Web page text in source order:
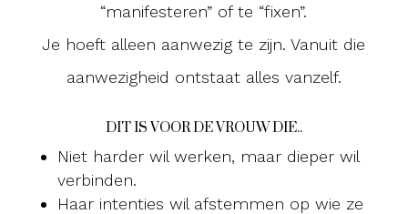
“manifesteren” of te “fixen”.
Je hoeft alleen aanwezig te zijn. Vanuit die
aanwezigheid ontstaat alles vanzelf.
DIT IS VOOR DE VROUW DIE..
Niet harder wil werken, maar dieper wil
verbinden.
Haar intenties wil afstemmen op wie ze